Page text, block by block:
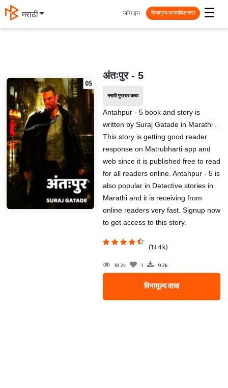
मराठी ☰
लॉग इन विनामूल्य प्रकाशित करा
अंतःपुर - 5
मराठी गुप्तचर कथा
Antahpur - 5 book and story is
written by Suraj Gatade in Marathi .
This story is getting good reader
response on Matrubharti app and
web since it is published free to read
for all readers online. Antahpur - 5 is
also popular in Detective stories in
Marathi and it is receiving from
online readers very fast. Signup now
to get access to this story.
(13.4k)
18.2k 1 9.2k
विनामूल्य वाचा